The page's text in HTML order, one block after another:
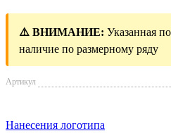
⚠️ ВНИМАНИЕ: Указанная
наличие по размерному ряду
Артикул
Нанесения логотипа